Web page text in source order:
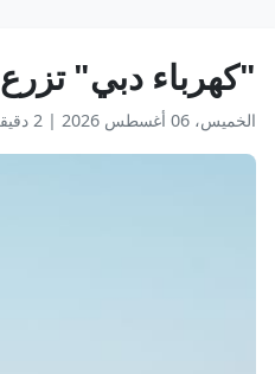
"كهرباء دبي" تزرع 14,650 شجرة قرم وتجمع 3,546 كغم من النفايات في جبل علي
الخميس، 06 أغسطس 2026 | 2 دقيقة قراءة